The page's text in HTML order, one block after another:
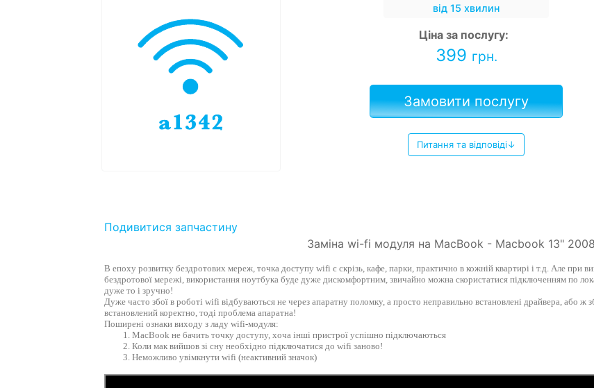
від 15 хвилин
Ціна за послугу:
399 грн.
Замовити послугу
Питання та відповіді↓
Подивитися запчастину
Заміна wi-fi модуля на MacBook - Macbook 13"
В епоху розвитку бездротових мереж, точка доступу wifi є скрізь, кафе, парки, практично в кожній квартирі і т.д. Але при
бездротової мережі, використання ноутбука буде дуже дискомфортним, звичайно можна скористатися підключенням по
дуже то і зручно!
Дуже часто збої в роботі wifi відбуваються не через апаратну поломку, а просто неправильно встановлені драйвера, або ж
встановлений коректно, тоді проблема апаратна!
Поширені ознаки виходу з ладу wifi-модуля:
MacBook не бачить точку доступу, хоча інші пристрої успішно підключаються
Коли мак вийшов зі сну необхідно підключатися до wifi заново!
Неможливо увімкнути wifi (неактивний значок)